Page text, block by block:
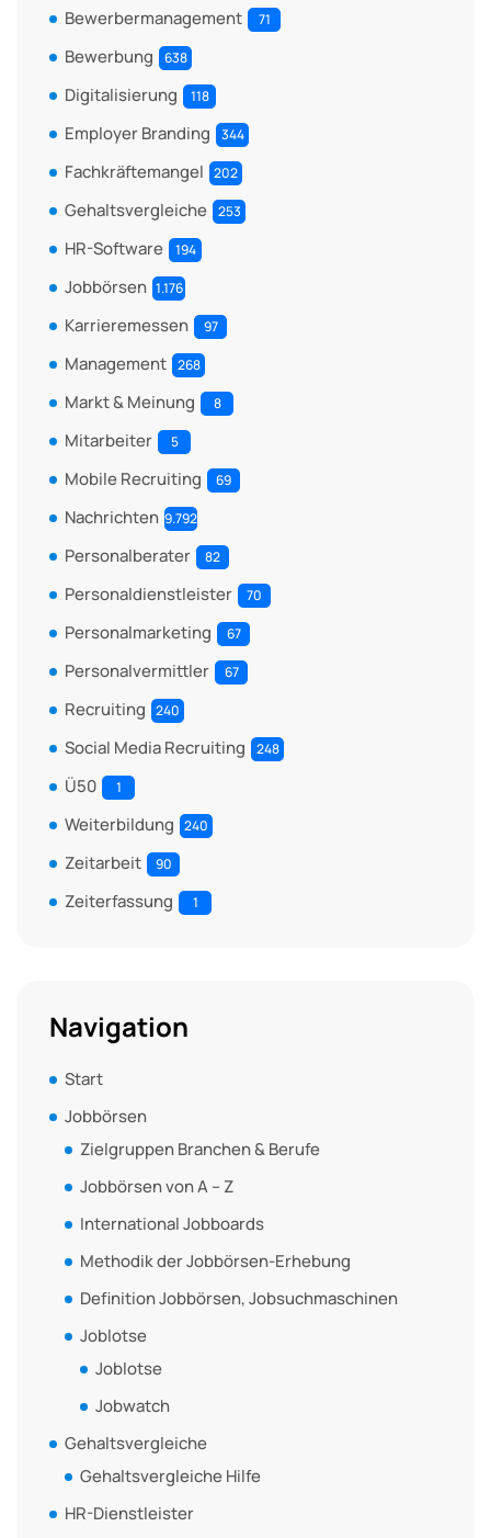
Bewerbermanagement 71
Bewerbung 638
Digitalisierung 118
Employer Branding 344
Fachkräftemangel 202
Gehaltsvergleiche 253
HR-Software 194
Jobbörsen 1.176
Karrieremessen 97
Management 268
Markt & Meinung 8
Mitarbeiter 5
Mobile Recruiting 69
Nachrichten 9.792
Personalberater 82
Personaldienstleister 70
Personalmarketing 67
Personalvermittler 67
Recruiting 240
Social Media Recruiting 248
Ü50 1
Weiterbildung 240
Zeitarbeit 90
Zeiterfassung 1
Navigation
Start
Jobbörsen
Zielgruppen Branchen & Berufe
Jobbörsen von A – Z
International Jobboards
Methodik der Jobbörsen-Erhebung
Definition Jobbörsen, Jobsuchmaschinen
Joblotse
Joblotse
Jobwatch
Gehaltsvergleiche
Gehaltsvergleiche Hilfe
HR-Dienstleister